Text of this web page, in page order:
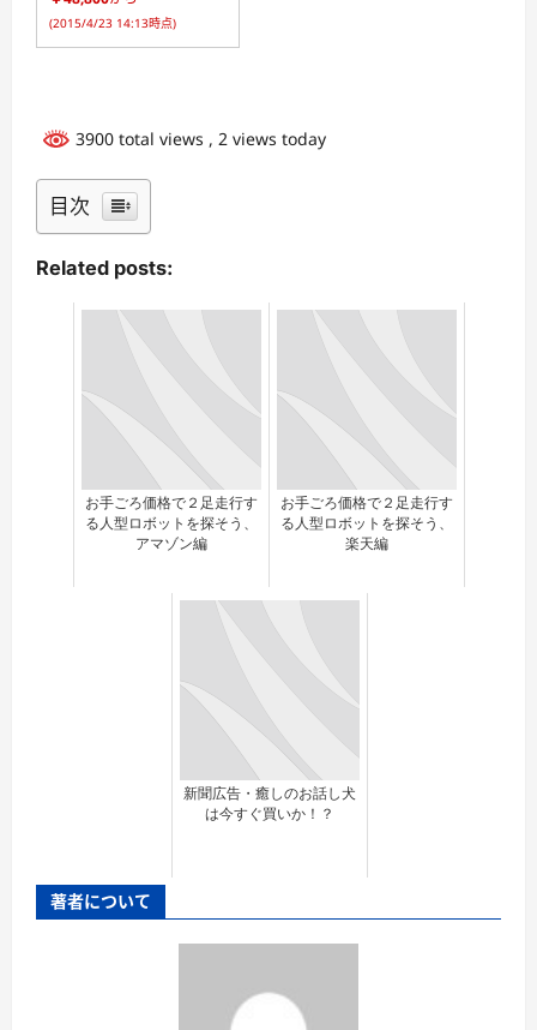
(2015/4/23 14:13時点)
3900 total views , 2 views today
目次
Related posts:
お手ごろ価格で２足走行す
る人型ロボットを探そう、
アマゾン編
お手ごろ価格で２足走行す
る人型ロボットを探そう、
楽天編
新聞広告・癒しのお話し犬
は今すぐ買いか！？
著者について